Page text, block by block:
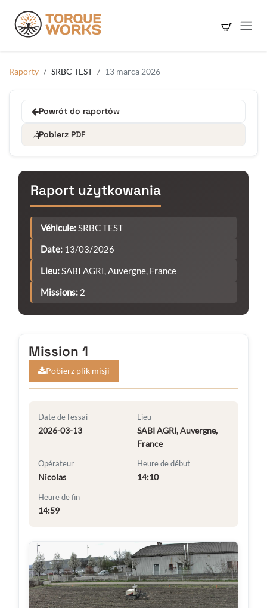
Raporty SRBC TEST 13 marca 2026
Powrót do raportów
Pobierz PDF
Raport użytkowania
Véhicule:SRBC TEST
Date: 13/03/2026
Lieu:SABI AGRI, Auvergne, France
Missions: 2
Mission 1
Pobierz plik misji
Date de l'essai
2026-03-13
Lieu
SABI AGRI, Auvergne,
France
Opérateur
Nicolas
Heure de début
14:10
Heure de fin
14:59